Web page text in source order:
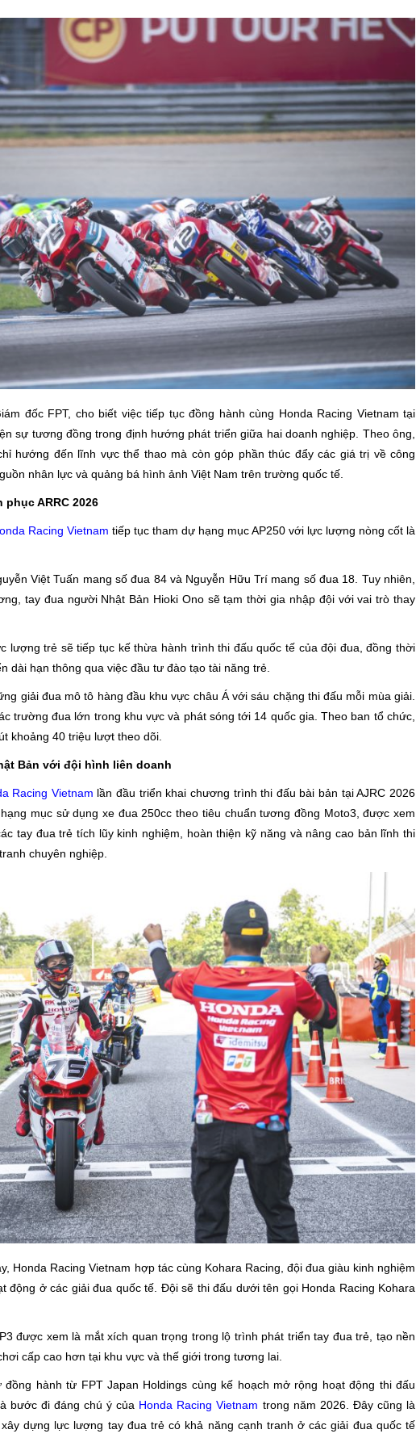
đốc FPT, cho biết việc tiếp tục đồng hành cùng Honda Racing Vietnam tại
sự tương đồng trong định hướng phát triển giữa hai doanh nghiệp. Theo ông,
hướng đến lĩnh vực thể thao mà còn góp phần thúc đẩy các giá trị về công
nhân lực và quảng bá hình ảnh Việt Nam trên trường quốc tế.
ARRC 2026
Racing Vietnam tiếp tục tham dự hạng mục AP250 với lực lượng nòng cốt là
Việt Tuấn mang số đua 84 và Nguyễn Hữu Trí mang số đua 18. Tuy nhiên,
tay đua người Nhật Bản Hioki Ono sẽ tạm thời gia nhập đội với vai trò thay
lượng trẻ sẽ tiếp tục kế thừa hành trình thi đấu quốc tế của đội đua, đồng thời
dài hạn thông qua việc đầu tư đào tạo tài năng trẻ.
giải đua mô tô hàng đầu khu vực châu Á với sáu chặng thi đấu mỗi mùa giải.
trường đua lớn trong khu vực và phát sóng tới 14 quốc gia. Theo ban tổ chức,
khoảng 40 triệu lượt theo dõi.
Bản với đội hình liên doanh
Racing Vietnam lần đầu triển khai chương trình thi đấu bài bản tại AJRC 2026
mục sử dụng xe đua 250cc theo tiêu chuẩn tương đồng Moto3, được xem
tay đua trẻ tích lũy kinh nghiệm, hoàn thiện kỹ năng và nâng cao bản lĩnh thi
chuyên nghiệp.
Honda Racing Vietnam hợp tác cùng Kohara Racing, đội đua giàu kinh nghiệm
động ở các giải đua quốc tế. Đội sẽ thi đấu dưới tên gọi Honda Racing Kohara
được xem là mắt xích quan trọng trong lộ trình phát triển tay đua trẻ, tạo nền
cấp cao hơn tại khu vực và thế giới trong tương lai.
hành từ FPT Japan Holdings cùng kế hoạch mở rộng hoạt động thi đấu
bước đi đáng chú ý của Honda Racing Vietnam trong năm 2026. Đây cũng là
dựng lực lượng tay đua trẻ có khả năng cạnh tranh ở các giải đua quốc tế